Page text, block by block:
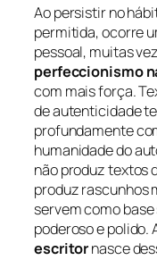
Ao persistir no
permitida, ocorre
pessoal, muitas
perfeccionismo
com mais força.
de autenticidade
profundamente
humanidade do
não produz textos
produz rascunhos
servem como
poderoso e polido.
escritornasce